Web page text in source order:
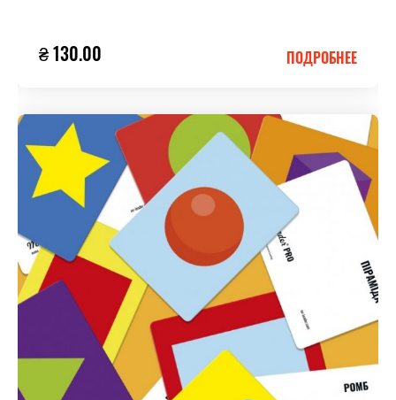
₴ 130.00 ПОДРОБНЕЕ